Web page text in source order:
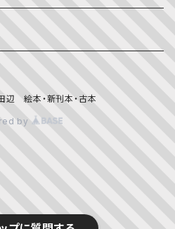
絵本・新刊本・古本
by